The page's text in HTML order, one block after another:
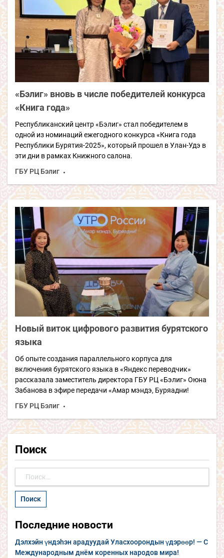
«Бэлиг» вновь в числе победителей конкурса
«Книга года»
Республиканский центр «Бэлиг» стал победителем в
одной из номинаций ежегодного конкурса «Книга года
Республики Бурятия-2025», который прошел в Улан-Удэ в
эти дни в рамках Книжного салона.
ГБУ РЦ Бэлиг
Новый виток цифрового развития бурятского
языка
Об опыте создания параллельного корпуса для
включения бурятского языка в «Яндекс переводчик»
рассказала заместитель директора ГБУ РЦ «Бэлиг» Оюна
Забанова в эфире передачи «Амар мэндэ, Буряадни!
ГБУ РЦ Бэлиг
Поиск
Последние новости
Дэлхэйн үндэhэн арадуудай Уласхоорондын үдэрөөр! — С
Международным днём коренных народов мира!